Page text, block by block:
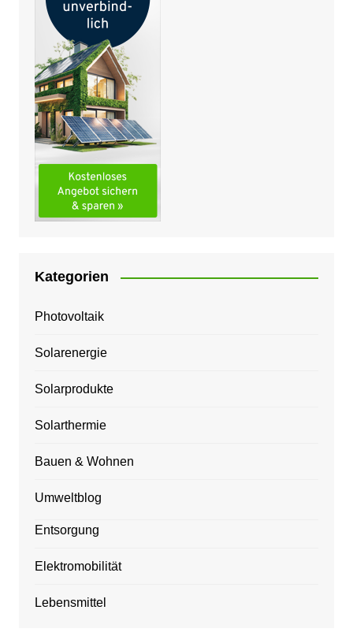
Kategorien
Photovoltaik
Solarenergie
Solarprodukte
Solarthermie
Bauen & Wohnen
Umweltblog
Entsorgung
Elektromobilität
Lebensmittel